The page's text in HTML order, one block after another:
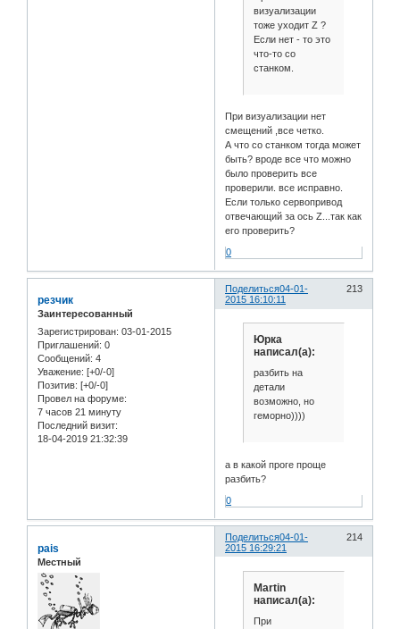
визуализации
тоже уходит Z ?
Если нет - то это
что-то со
станком.
При визуализации нет
смещений ,все четко.
А что со станком тогда может
быть? вроде все что можно
было проверить все
проверили. все исправно.
Если только сервопривод
отвечающий за ось Z...так как
его проверить?
0
Поделиться 213
04-01-
2015 16:10:11
резчик
Заинтересованный
Зарегистрирован: 03-01-2015
Приглашений: 0
Сообщений: 4
Уважение: [+0/-0]
Позитив: [+0/-0]
Провел на форуме:
7 часов 21 минуту
Последний визит:
18-04-2019 21:32:39
Юрка
написал(а):
разбить на
детали
возможно, но
геморно))))
а в какой проге проще
разбить?
0
Поделиться 214
04-01-
2015 16:29:21
pais
Местный
Martin
написал(а):
При